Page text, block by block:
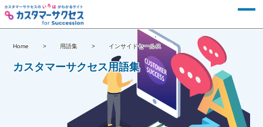
Home 用語集 インサイドセールス
カスタマーサクセス用語集